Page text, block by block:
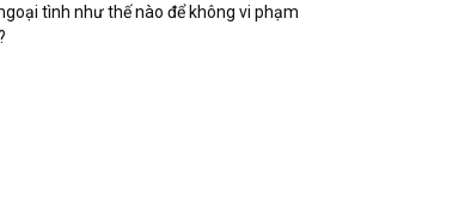
tình như thế nào để không vi phạm